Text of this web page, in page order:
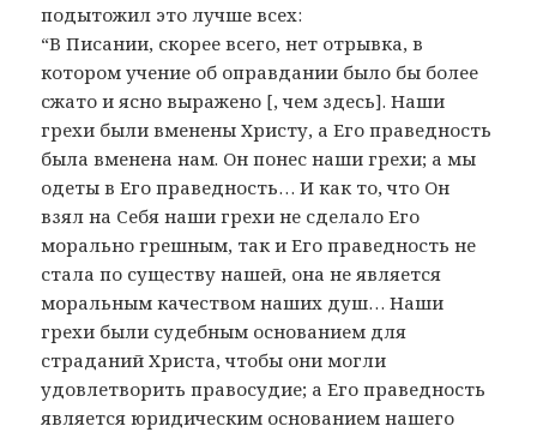
подытожил это лучше всех:
“В Писании, скорее всего, нет отрывка, в
котором учение об оправдании было бы более
сжато и ясно выражено [, чем здесь]. Наши
грехи были вменены Христу, а Его праведность
была вменена нам. Он понес наши грехи; а мы
одеты в Его праведность… И как то, что Он
взял на Себя наши грехи не сделало Его
морально грешным, так и Его праведность не
стала по существу нашей, она не является
моральным качеством наших душ… Наши
грехи были судебным основанием для
страданий Христа, чтобы они могли
удовлетворить правосудие; а Его праведность
является юридическим основанием нашего